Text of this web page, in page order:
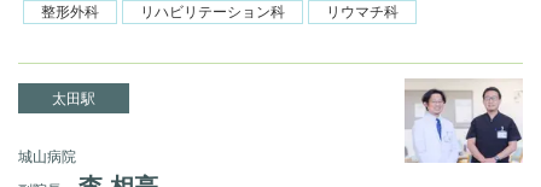
整形外科 リハビリテーション科 リウマチ科
太田駅
城山病院